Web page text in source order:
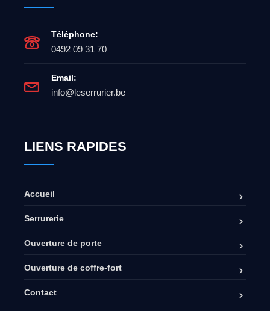
Téléphone:
0492 09 31 70
Email:
info@leserrurier.be
LIENS RAPIDES
Accueil
Serrurerie
Ouverture de porte
Ouverture de coffre-fort
Contact